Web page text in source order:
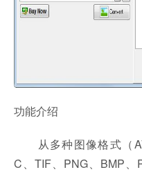
功能介绍
从多种图像格式（
C、TIF、PNG、BMP、